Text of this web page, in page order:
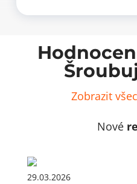
Zobrazit
Nové
29.03.2026